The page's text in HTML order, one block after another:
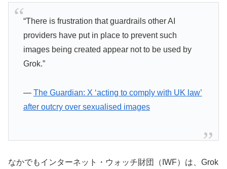
“There is frustration that guardrails other AI
providers have put in place to prevent such
images being created appear not to be used by
Grok.”
— The Guardian: X ‘acting to comply with UK law’
after outcry over sexualised images
なかでもインターネット・ウォッチ財団（IWF）は、Grok